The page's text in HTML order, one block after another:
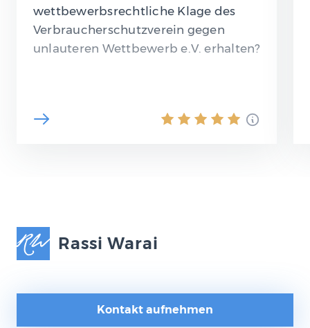
wettbewerbsrechtliche Klage des
Verbraucherschutzverein gegen
unlauteren Wettbewerb e.V. erhalten?
Rassi Warai
Kontakt aufnehmen